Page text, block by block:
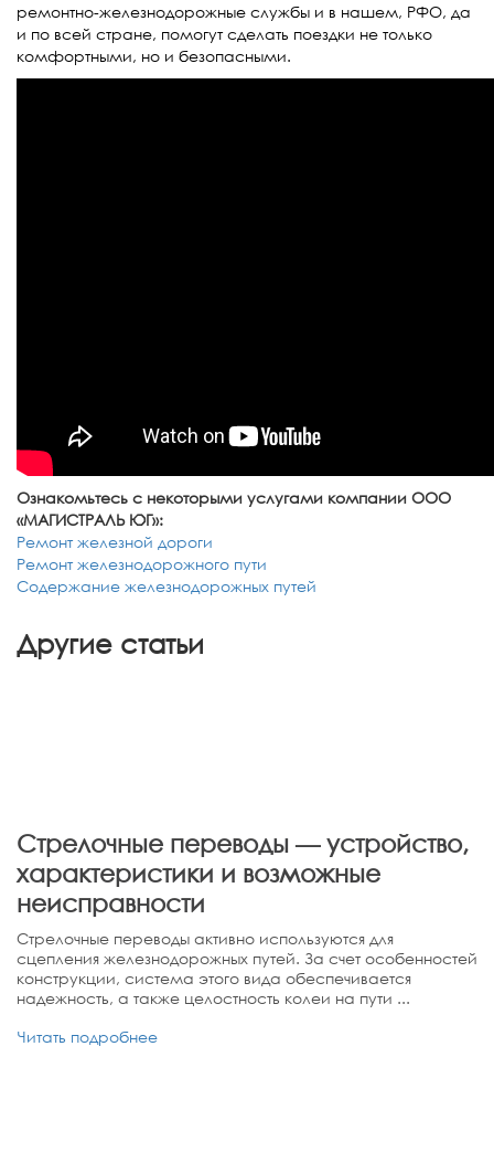
ремонтно-железнодорожные службы и в нашем, РФО, да
и по всей стране, помогут сделать поездки не только
комфортными, но и безопасными.
Ознакомьтесь с некоторыми услугами компании ООО
«МАГИСТРАЛЬ ЮГ»:
Ремонт железной дороги
Ремонт железнодорожного пути
Содержание железнодорожных путей
Другие статьи
Стрелочные переводы — устройство,
характеристики и возможные
неисправности
Стрелочные переводы активно используются для
сцепления железнодорожных путей. За счет особенностей
конструкции, система этого вида обеспечивается
надежность, а также целостность колеи на пути ...
Читать подробнее